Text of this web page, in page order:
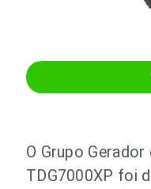
O Grupo
TDG7000XP foi